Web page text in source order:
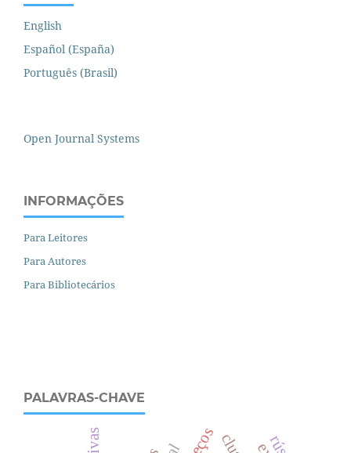
English
Español (España)
Português (Brasil)
Open Journal Systems
INFORMAÇÕES
Para Leitores
Para Autores
Para Bibliotecários
PALAVRAS-CHAVE